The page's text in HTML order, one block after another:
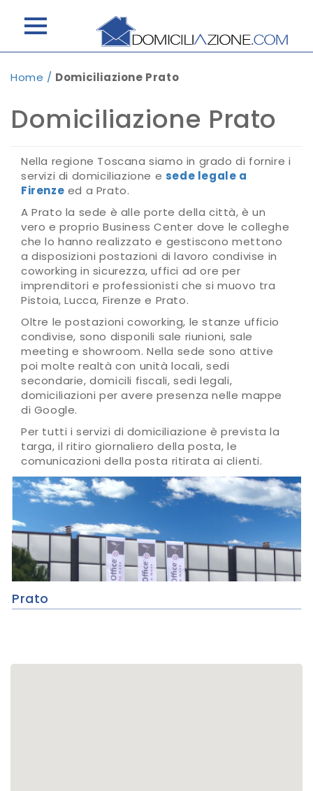
Home / Domiciliazione Prato
Domiciliazione Prato
Nella regione Toscana siamo in grado di fornire i
servizi di domiciliazione e sede legale a
Firenze ed a Prato.
A Prato la sede è alle porte della città, è un
vero e proprio Business Center dove le colleghe
che lo hanno realizzato e gestiscono mettono
a disposizioni postazioni di lavoro condivise in
coworking in sicurezza, uffici ad ore per
imprenditori e professionisti che si muovo tra
Pistoia, Lucca, Firenze e Prato.
Oltre le postazioni coworking, le stanze ufficio
condivise, sono disponili sale riunioni, sale
meeting e showroom. Nella sede sono attive
poi molte realtà con unità locali, sedi
secondarie, domicili fiscali, sedi legali,
domiciliazioni per avere presenza nelle mappe
di Google.
Per tutti i servizi di domiciliazione è prevista la
targa, il ritiro giornaliero della posta, le
comunicazioni della posta ritirata ai clienti.
Prato